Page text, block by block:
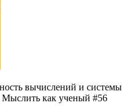
вычислений и системы
как ученый #56